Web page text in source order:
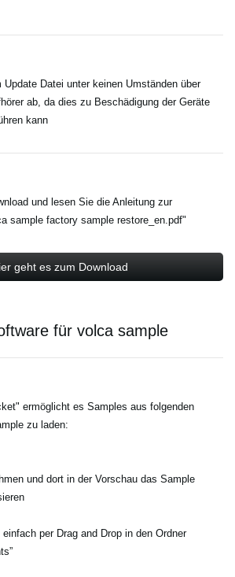
Datei unter keinen Umständen über
ab, da dies zu Beschädigung der Geräte
kann
und lesen Sie die Anleitung zur
sample factory sample restore_en.pdf"
geht es zum Download
für volca sample
ermöglicht es Samples aus folgenden
zu laden:
und dort in der Vorschau das Sample
per Drag and Drop in den Ordner